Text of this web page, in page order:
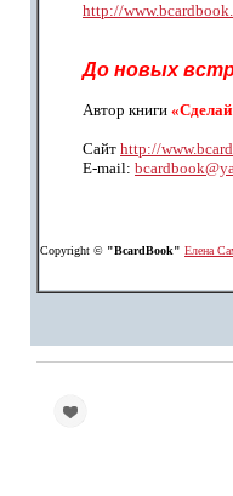
http://
До новых
Автор книги
Сайт http://
Е-mail:
Copyright © "BcardBook" Елена